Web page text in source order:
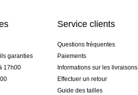
garanties
17h00
Service clients
Questions fréquentes
Paiements
Informations sur les livraisons
Effectuer un retour
Guide des tailles